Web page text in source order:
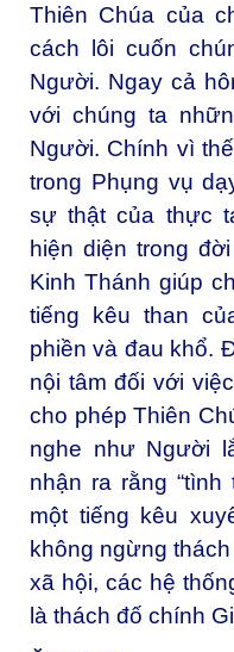
Thiên Chúa của
cách lôi cuốn
Người. Ngay cả
với chúng ta
Người. Chính vì
trong Phụng vụ
sự thật của thực
hiện diện trong
Kinh Thánh giúp
tiếng kêu than
phiền và đau khổ.
nội tâm đối với
cho phép Thiên
nghe như Người
nhận ra rằng
một tiếng kêu
không ngừng
xã hội, các hệ
là thách đố chính